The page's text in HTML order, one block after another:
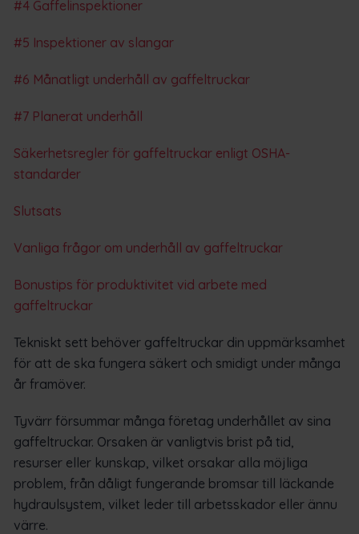
#4 Gaffelinspektioner
#5 Inspektioner av slangar
#6 Månatligt underhåll av gaffeltruckar
#7 Planerat underhåll
Säkerhetsregler för gaffeltruckar enligt OSHA-
standarder
Slutsats
Vanliga frågor om underhåll av gaffeltruckar
Bonustips för produktivitet vid arbete med
gaffeltruckar
Tekniskt sett behöver gaffeltruckar din uppmärksamhet
för att de ska fungera säkert och smidigt under många
år framöver.
Tyvärr försummar många företag underhållet av sina
gaffeltruckar. Orsaken är vanligtvis brist på tid,
resurser eller kunskap, vilket orsakar alla möjliga
problem, från dåligt fungerande bromsar till läckande
hydraulsystem, vilket leder till arbetsskador eller ännu
värre.